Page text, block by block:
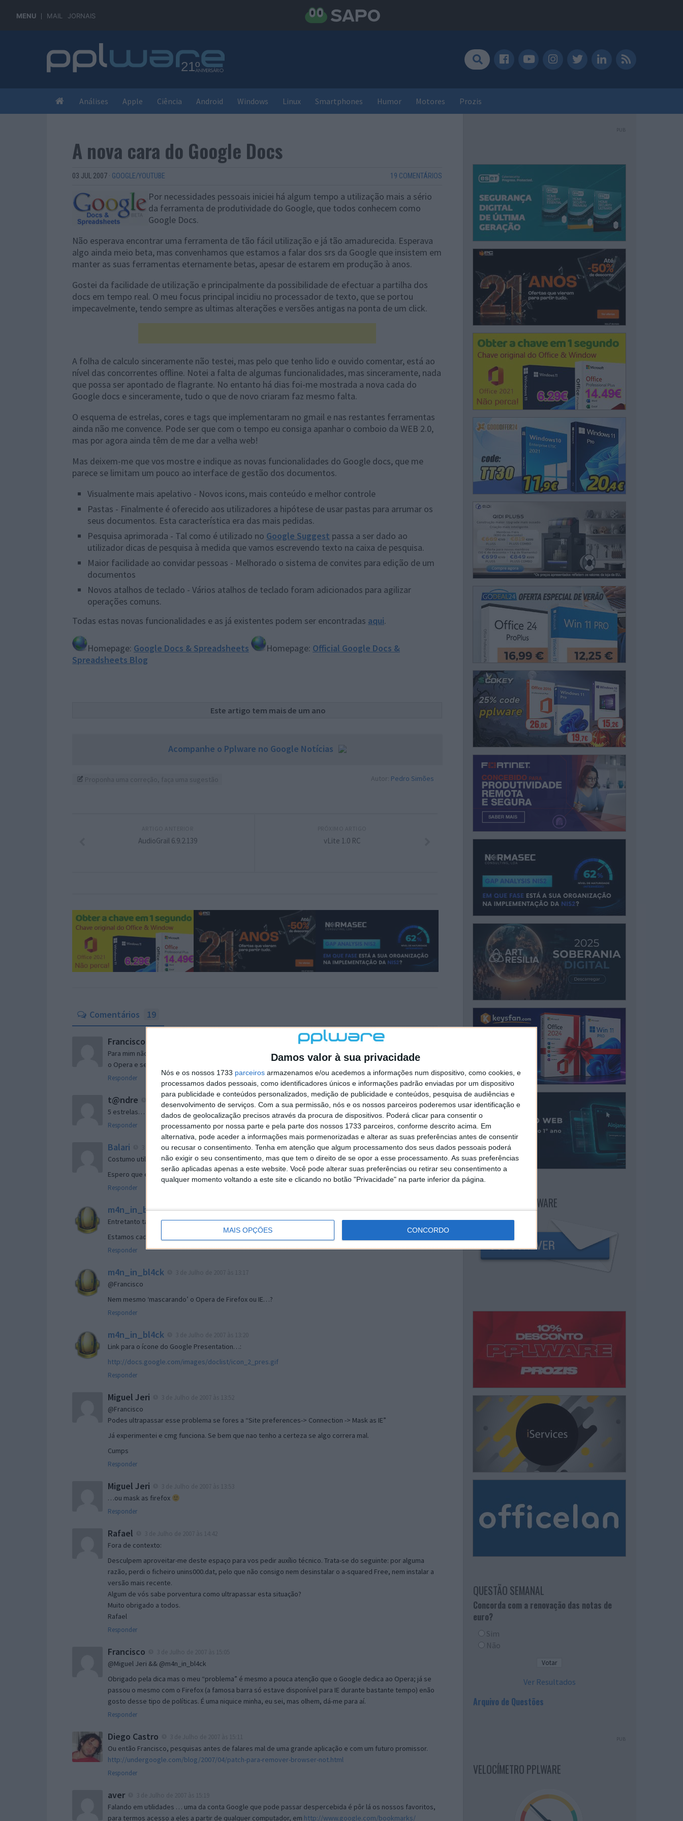
Damos valor à sua privacidade
Nós e os nossos 1733 parceiros armazenamos e/ou acedemos a informações num dispositivo, como cookies, e
processamos dados pessoais, como identificadores únicos e informações padrão enviadas por um dispositivo
para publicidade e conteúdos personalizados, medição de publicidade e conteúdos, pesquisa de audiências e
desenvolvimento de serviços. Com a sua permissão, nós e os nossos parceiros poderemos usar identificação e
dados de geolocalização precisos através da procura de dispositivos. Poderá clicar para consentir o
processamento por nossa parte e pela parte dos nossos 1733 parceiros, conforme descrito acima. Em
alternativa, pode aceder a informações mais pormenorizadas e alterar as suas preferências antes de consentir
ou recusar o consentimento. Tenha em atenção que algum processamento dos seus dados pessoais poderá
não exigir o seu consentimento, mas que tem o direito de se opor a esse processamento. As suas preferências
serão aplicadas apenas a este website. Você pode alterar suas preferências ou retirar seu consentimento a
qualquer momento voltando a este site e clicando no botão "Privacidade" na parte inferior da página.
MAIS OPÇÕES CONCORDO
MENU MAIL JORNAIS
Análises Apple Ciência Android Windows Linux Smartphones Humor Motores Prozis
A nova cara do Google Docs
03 JUL 2007 · GOOGLE/YOUTUBE 19 COMENTÁRIOS
Por necessidades pessoais iniciei há algum tempo a utilização mais a sério
da ferramenta de produtividade do Google, que todos conhecem como
Google Docs.
Não esperava encontrar uma ferramenta de tão fácil utilização e já tão amadurecida. Esperava
algo ainda meio beta, mas convenhamos que estamos a falar dos srs da Google que insistem em
manter as suas ferramentas eternamente betas, apesar de estarem em produção à anos.
Gostei da facilidade de utilização e principalmente da possibilidade de efectuar a partilha dos
docs em tempo real. O meu focus principal incidiu no processador de texto, que se portou
impecavelmente, tendo sempre as ultimas alterações e versões antigas na ponta de um click.
A folha de calculo sinceramente não testei, mas pelo que tenho lido e ouvido comentar, está ao
nível das concorrentes offline. Notei a falta de algumas funcionalidades, mas sinceramente, nada
que possa ser apontado de flagrante. No entanto há dias foi-me mostrada a nova cada do
Google docs e sinceramente, tudo o que de novo criaram faz mesmo falta.
O esquema de estrelas, cores e tags que implementaram no gmail e nas restantes ferramentas
ainda não me convence. Pode ser que com o tempo eu consiga apanhar o comboio da WEB 2.0,
mas por agora ainda têm de me dar a velha web!
Mas deixem-me que vos mostre e indique as novas funcionalidades do Google docs, que me
parece se limitam um pouco ao interface de gestão dos documentos.
Visualmente mais apelativo - Novos icons, mais conteúdo e melhor controle
Pastas - Finalmente é oferecido aos utilizadores a hipótese de usar pastas para arrumar os
seus documentos. Esta característica era das mais pedidas.
Pesquisa aprimorada - Tal como é utilizado no Google Suggest passa a ser dado ao
utilizador dicas de pesquisa à medida que vamos escrevendo texto na caixa de pesquisa.
Maior facilidade ao convidar pessoas - Melhorado o sistema de convites para edição de um
documentos
Novos atalhos de teclado - Vários atalhos de teclado foram adicionados para agilizar
operações comuns.
Todas estas novas funcionalidades e as já existentes podem ser encontradas aqui.
Homepage: Google Docs & Spreadsheets Homepage: Official Google Docs &
Spreadsheets Blog
Este artigo tem mais de um ano
Acompanhe o Pplware no Google Notícias
Autor: Pedro Simões
vLite 1.0 RC
AudioGrail 6.9.2.139
Comentários 19
Francisco
Para mim não vale a ponta de um apêndice duro e recurvado que certos animais têm na cabeça; não suporta
o Opera e se não suporta o Opera não é digno de confiança.
Responder
t@ndre 3 de Julho de 2007 às 12:35
5 estrelas…
Responder
Balari 3 de Julho de 2007 às 12:42
Costumo utilizar e é sem duvida muito útil.
Espero que esta empresa continue a brindar-nos com mais serviços gratuitos de alta qualidade.
Responder
m4n_in_bl4ck 3 de Julho de 2007 às 13:03
Entretanto também já houve quem descobrisse o novo ícone para o Google Presentation:
Estamos cada vez mais perto da
Responder
m4n_in_bl4ck
@Francisco
Nem mesmo ‘mascarando’ o Opera de Firefox ou IE…?
Responder
m4n_in_bl4ck
Link para o ícone do Google Presentation…:
http://docs.google.com/images/doclist/icon_2_pres.gif
Responder
Miguel Jeri
@Francisco
Podes ultrapassar esse problema se fores a “Site preferences-> Connection -> Mask as IE”
Já experimentei e cmg funciona. Se bem que nao tenho a certeza se algo correra mal.
Cumps
Responder
Miguel Jeri
…ou mask as firefox
Responder
Rafael
Fora de contexto:
Desculpem aproveitar-me deste espaço para vos pedir auxílio técnico. Trata-se do seguinte: por alguma
razão, perdi o ficheiro unins000.dat, pelo que não consigo nem desinstalar o a-squared Free, nem instalar a
versão mais recente.
Algum de vós sabe porventura como ultrapassar esta situação?
Muito obrigado a todos.
Rafael
Responder
Francisco
@Miguel Jeri && @m4n_in_bl4ck
Obrigado pela dica mas o meu “problema” é mesmo a pouca atenção que o Google dedica ao Opera; já se
passou o mesmo com o Firefox (a famosa barra só estave disponível para IE durante bastante tempo) enão
gosto desse tipo de políticas. É uma niquice minha, eu sei, mas olhem, dá-me para aí.
Responder
Diego Castro
Ou então Francisco, pesquisas antes de falares mal de uma grande aplicação e com um futuro promissor.
http://undergoogle.com/blog/2007/04/patch-para-remover-browser-not.html
Responder
aver
Falando em utilidades … uma da conta Google que pode passar despercebida é pôr lá os nossos favoritos,
para termos acesso a eles a partir de qualquer computador, em http://www.google.com/bookmarks/
PUB
NEWSLETTER PPLWARE
QUESTÃO SEMANAL
Concorda com a renovação das notas de
euro?
Sim
Não
Ver Resultados
Arquivo de Questões
PUB
VELOCÍMETRO PPLWARE